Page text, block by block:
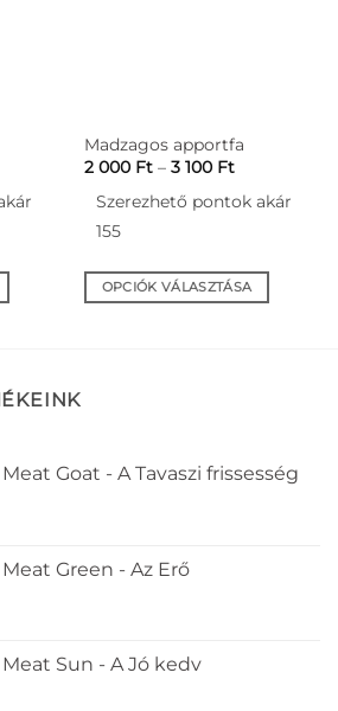
Ft
Madzagos apportfa
2 000 Ft – 3 100 Ft
000 Ft
-
Szerezhető pontok akár
155
OPCIÓK VÁLASZTÁSA
választhatók
Meat Goat - A Tavaszi frissesség
Meat Green - Az Erő
Meat Sun - A Jó kedv